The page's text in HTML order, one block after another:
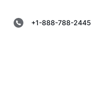
+1-888-788-2445